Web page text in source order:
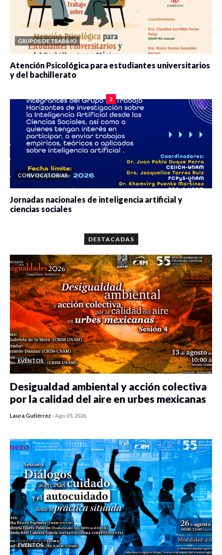
GRUPOS DE TRABAJO
Atención Psicológica para estudiantes universitarios
y del bachillerato
2
CONVOCATORIAS
Jornadas nacionales de inteligencia artificial y
ciencias sociales
DESTACADAS
EVENTOS
Desigualdad ambiental y acción colectiva
por la calidad del aire en urbes mexicanas
Laura Gutiérrez -Ago 05, 2026
EVENTOS